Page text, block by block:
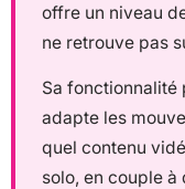
offre un niveau
ne retrouve pas
Sa fonctionnalité
adapte les
quel contenu
solo, en couple